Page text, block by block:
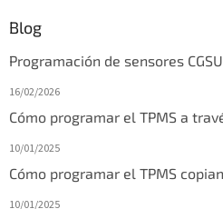
Blog
Programación de sensores
16/02/2026
Cómo programar el TPMS a
10/01/2025
Cómo programar el TPMS
10/01/2025